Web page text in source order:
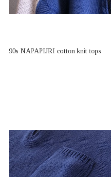
90s NAPAPIJRI cotton knit tops